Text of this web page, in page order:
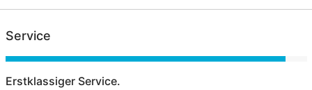
Service
Erstklassiger Service.